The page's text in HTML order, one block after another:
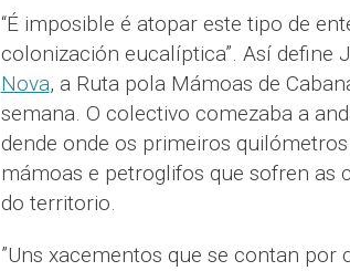
“É imposible é atopar este tipo de
colonización eucalíptica”. Así define
Nova, a Ruta pola Mámoas de
semana. O colectivo comezaba a
dende onde os primeiros
mámoas e petroglifos que sofren as
do territorio.
”Uns xacementos que se contan